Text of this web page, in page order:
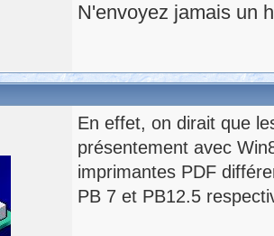
N'envoyez jamais un
En effet, on dirait que
présentement avec
imprimantes PDF
PB 7 et PB12.5